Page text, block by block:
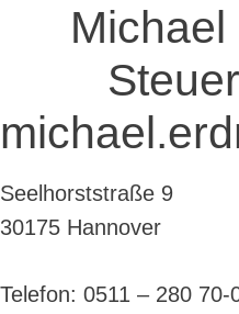
Seelhorststraße 9
30175 Hannover
Telefon: 0511 – 280 70-